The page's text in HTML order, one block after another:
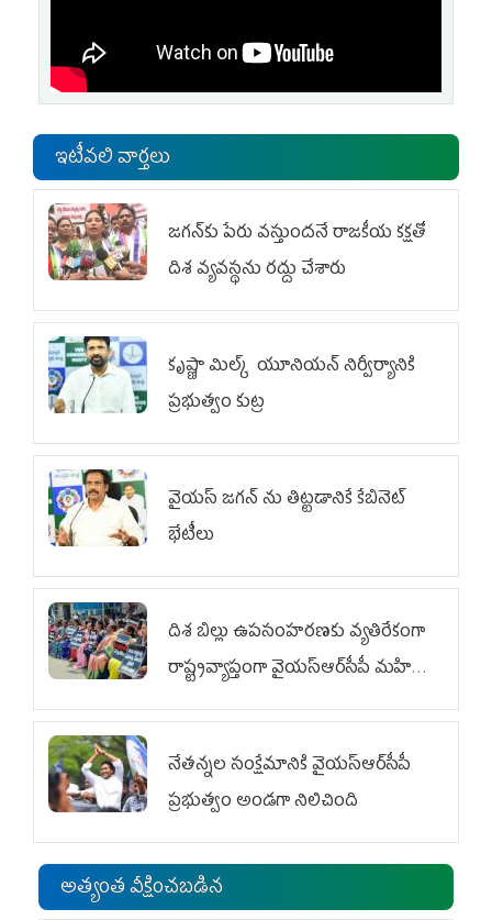
ఇటీవలి వార్తలు
జగన్‌కు పేరు వస్తుందనే రాజకీయ కక్షతో
దిశ వ్య‌వ‌స్థ‌ను రద్దు చేశారు
కృష్ణా మిల్క్‌ యూనియన్‌ నిర్వీర్యానికి
ప్రభుత్వం కుట్ర
వైయ‌స్ జగన్‌ ను తిట్టడానికే కేబినెట్‌
భేటీలు
దిశ బిల్లు ఉపసంహరణకు వ్యతిరేకంగా
రాష్ట్రవ్యాప్తంగా వైయ‌స్ఆర్‌సీపీ మహిళా
విభాగం ఆందోళనలు
నేతన్నల సంక్షేమానికి వైయ‌స్ఆర్‌సీపీ
ప్రభుత్వం అండగా నిలిచింది
అత్యంత వీక్షించబడిన